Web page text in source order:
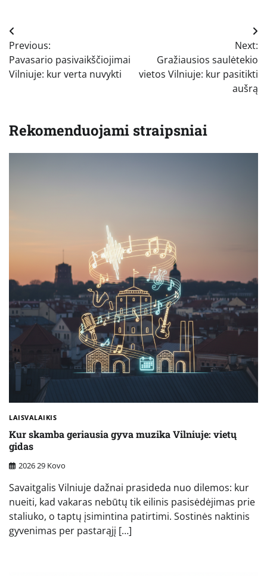
Navigacija
tarp
įrašų
Previous:
Pavasario pasivaikščiojimai
Vilniuje: kur verta nuvykti
Next:
Gražiausios saulėtekio
vietos Vilniuje: kur pasitikti
aušrą
Rekomenduojami straipsniai
LAISVALAIKIS
Kur skamba geriausia gyva muzika Vilniuje: vietų
gidas
2026 29 Kovo
Savaitgalis Vilniuje dažnai prasideda nuo dilemos: kur
nueiti, kad vakaras nebūtų tik eilinis pasisėdėjimas prie
staliuko, o taptų įsimintina patirtimi. Sostinės naktinis
gyvenimas per pastarąjį […]